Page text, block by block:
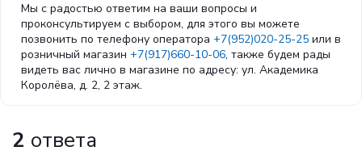
Мы с радостью ответим на ваши вопросы и
проконсультируем с выбором, для этого вы можете
позвонить по телефону оператора +7(952)020-25-25 или в
розничный магазин +7(917)660-10-06, также будем рады
видеть вас лично в магазине по адресу: ул. Академика
Королёва, д. 2, 2 этаж.
2 ответа